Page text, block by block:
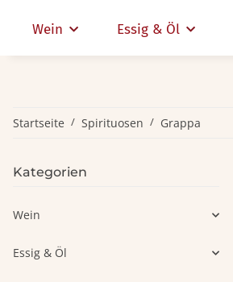
Wein Essig & Öl
Startseite Spirituosen Grappa
Kategorien
Wein
Essig & Öl